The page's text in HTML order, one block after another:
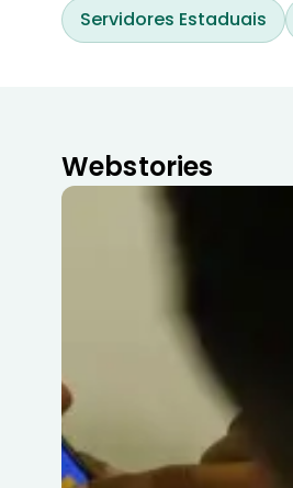
Servidores Estaduais
Webstories